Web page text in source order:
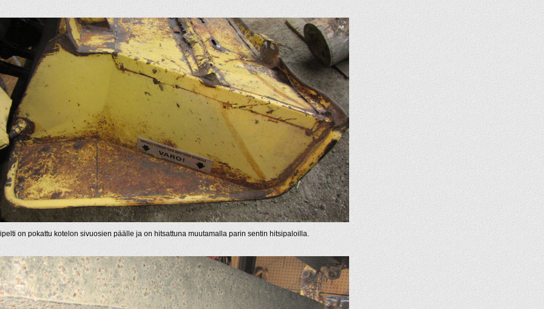
on pokattu kotelon sivuosien päälle ja on hitsattuna muutamalla parin sentin hitsipaloilla.